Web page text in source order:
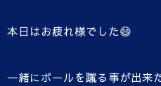
本日はお疲れ様でした😄
一緒にボールを蹴る事が出来